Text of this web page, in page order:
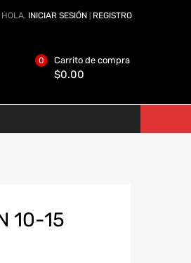
HOLA. INICIAR SESIÓN REGISTRO
Carrito de compra
$0.00
0
10-15